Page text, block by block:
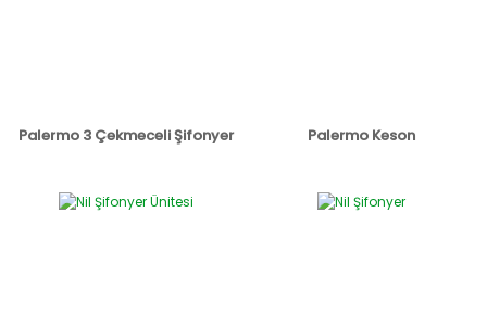
Palermo 3 Çekmeceli Şifonyer Palermo Keson